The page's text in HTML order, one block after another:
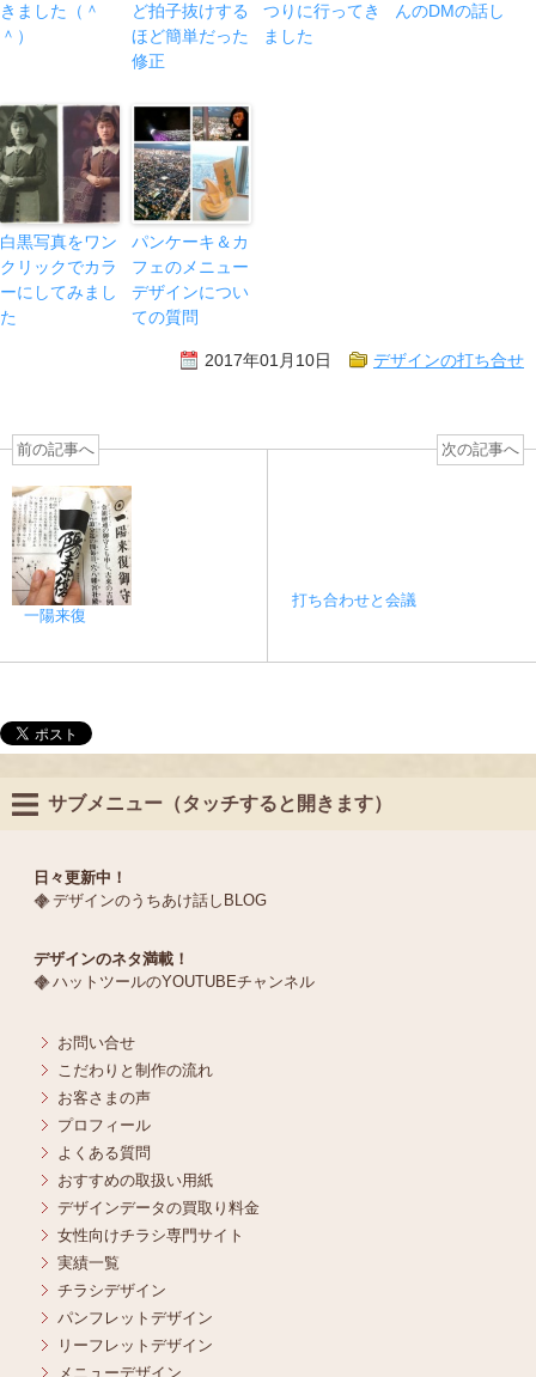
きました（＾
＾）
ど拍子抜けする
ほど簡単だった
修正
つりに行ってき
ました
んのDMの話し
白黒写真をワン
クリックでカラ
ーにしてみまし
た
パンケーキ＆カ
フェのメニュー
デザインについ
ての質問
2017年01月10日 デザインの打ち合せ
前の記事へ
一陽来復
次の記事へ
打ち合わせと会議
サブメニュー（タッチすると開きます）
日々更新中！
デザインのうちあけ話しBLOG
デザインのネタ満載！
ハットツールのYOUTUBEチャンネル
お問い合せ
こだわりと制作の流れ
お客さまの声
プロフィール
よくある質問
おすすめの取扱い用紙
デザインデータの買取り料金
女性向けチラシ専門サイト
実績一覧
チラシデザイン
パンフレットデザイン
リーフレットデザイン
メニューデザイン